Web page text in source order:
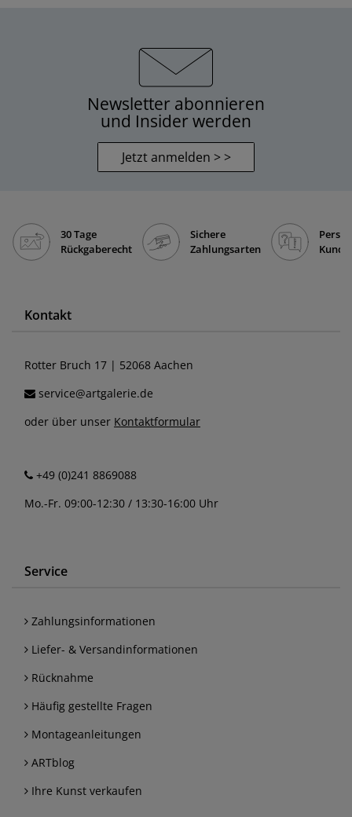
Newsletter abonnieren
und Insider werden
Jetzt anmelden > >
30 Tage
Rückgaberecht
Sichere
Zahlungsarten
Kontakt
Rotter Bruch 17 | 52068 Aachen
service@artgalerie.de
oder über unser Kontaktformular
+49 (0)241 8869088
Mo.-Fr. 09:00-12:30 / 13:30-16:00 Uhr
Service
Zahlungsinformationen
Liefer- & Versandinformationen
Rücknahme
Häufig gestellte Fragen
Montageanleitungen
ARTblog
Ihre Kunst verkaufen